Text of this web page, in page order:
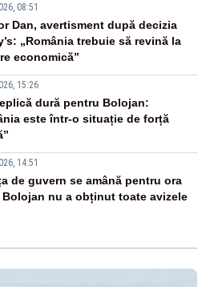
08:51
Dan, avertisment după decizia
„România trebuie să revină la
economică”
15:26
dură pentru Bolojan:
este într-o situație de forță
14:51
de guvern se amână pentru ora
Bolojan nu a obținut toate avizele